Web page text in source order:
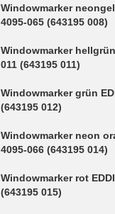
Windowmarker
4095-065 (643195 008)
Windowmarker
011 (643195 011)
Windowmarker grün
(643195 012)
Windowmarker neon
4095-066 (643195 014)
Windowmarker rot
(643195 015)